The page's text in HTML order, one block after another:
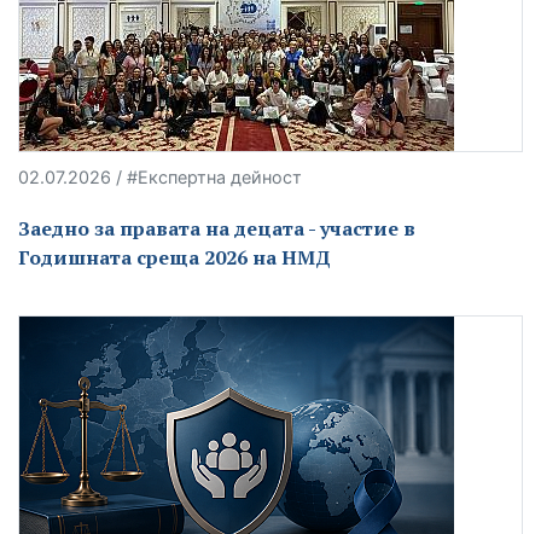
02.07.2026 / #Експертна дейност
Заедно за правата на децата - участие в
Годишната среща 2026 на НМД